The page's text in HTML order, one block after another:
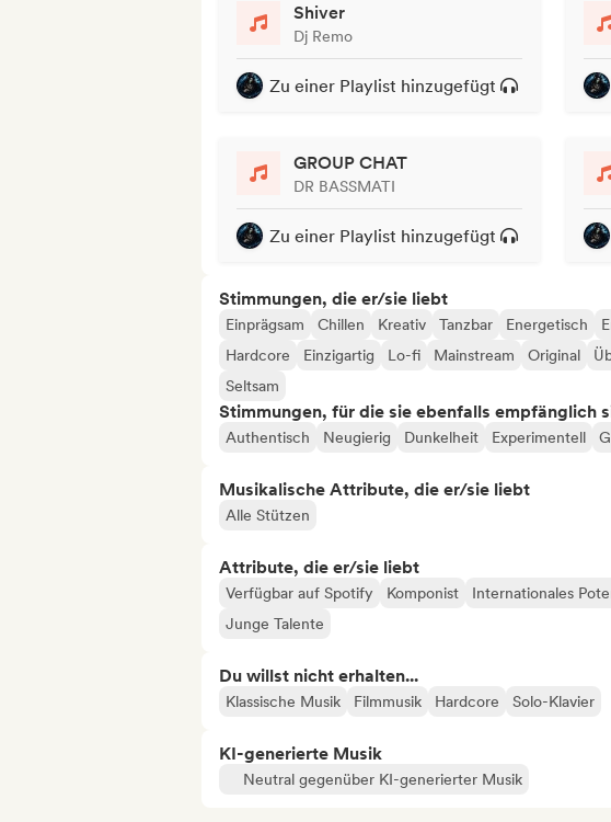
Shiver
Dj Remo
Zu einer Playlist hinzugefügt
GROUP CHAT
DR BASSMATI
Zu einer Playlist hinzugefügt
Stimmungen, die er/sie liebt
Einprägsam Chillen Kreativ Tanzbar Energetisch
Hardcore
Einzigartig Lo-fi Mainstream Original
Seltsam
Stimmungen, für die sie ebenfalls empfänglich
Authentisch Neugierig Dunkelheit Experimentell
Musikalische Attribute, die er/sie liebt
Alle Stützen
Attribute, die er/sie liebt
Verfügbar auf Spotify Komponist Internationales
Junge Talente
Du willst nicht erhalten...
Klassische Musik Filmmusik Hardcore Solo-Klavier
KI-generierte Musik
Neutral gegenüber KI-generierter Musik